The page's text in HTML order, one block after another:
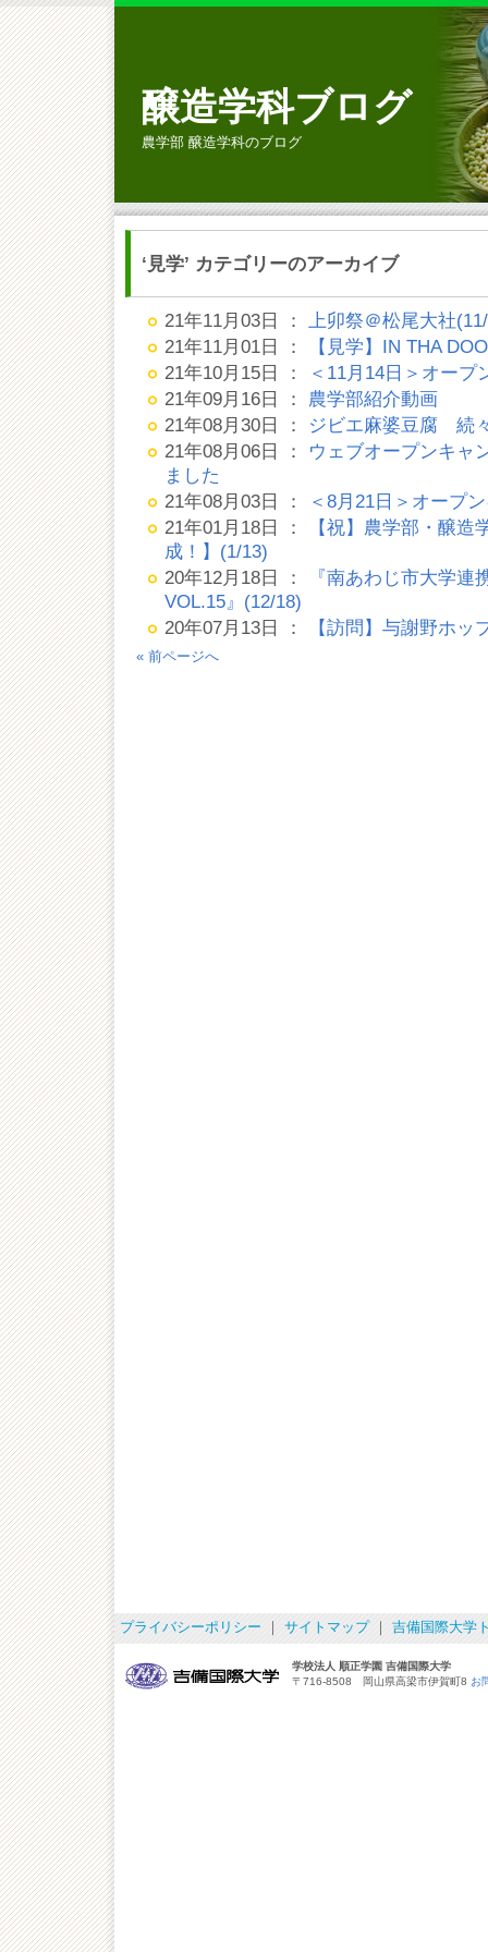
醸造学科ブログ
農学部 醸造学科のブログ
‘見学’ カテゴリーのアーカイブ
21年11月03日 ： 上卯祭＠松尾大社
21年11月01日 ：
【見学】IN THA
21年10月15日 ：
＜11月14日＞オープ
21年09月16日 ： 農学部紹介動画
21年08月30日 ：
ジビエ麻婆豆腐 続
21年08月06日 ：
ウェブオープンキャ
ました
21年08月03日 ：
＜8月21日＞オープ
21年01月18日 ：
【祝】農学部・醸造
成！】(1/13)
20年12月18日 ：
『南あわじ市大学連
VOL.15』(12/18)
20年07月13日 ：
【訪問】与謝野ホッ
« 前ページへ
プライバシーポリシー ｜ サイトマップ｜ 吉備国際大学
学校法人 順正学園 吉備国際大学
〒716-8508 岡山県高梁市伊賀町8 お